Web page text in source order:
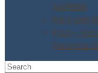
SAPERE
FAQ UNI
FAQ –
Decreto